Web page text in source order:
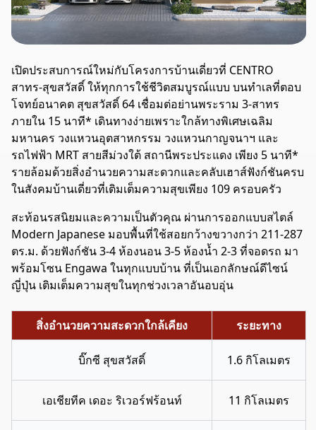
เปิดประสบการณ์ใหม่กับโครงการบ้านเดี่ยวที่ CENTRO
สาทร-สุขสวัสดิ์ ให้ทุกการใช้ชีวิตสมบูรณ์แบบ บนทำเลที่ตอบ
โจทย์อนาคต สุขสวัสดิ์ 64 เชื่อมต่อย่านพระราม 3-สาทร
ภายใน 15 นาที* เดินทางง่ายเพราะใกล้ทางพิเศษเฉลิม
มหานคร วงแหวนอุตสาหกรรม วงแหวนกาญจนาฯ และ
รถไฟฟ้า MRT สายสีม่วงใต้ สถานีพระประแดง เพียง 5 นาที*
รายล้อมด้วยสิ่งอำนวยความสะดวกและคลับเฮาส์ฟังก์ชันครบ
ในสังคมบ้านเดี่ยวที่เติมเต็มความสุขเพียง 109 ครอบครัว
สะท้อนรสนิยมและความเป็นตัวคุณ ผ่านการออกแบบสไตล์
Modern Japanese มอบพื้นที่ใช้สอยกว้างขวางกว่า 211-287
ตร.ม. ด้วยฟังก์ชัน 3-4 ห้องนอน 3-5 ห้องน้ำ 2-3 ที่จอดรถ มา
พร้อมโซน Engawa ในทุกแบบบ้าน ที่เป็นเอกลักษณ์ดีไซน์
ญี่ปุ่น เติมเต็มความสุขในทุกช่วงเวลาอันอบอุ่น
สิ่งอำนวยความสะดวกใกล้เคียง ระยะทาง
บิ๊กซี สุขสวัสดิ์ 1.6 กิโลเมตร
เอเชียทีค เดอะ ริเวอร์ฟร้อนท์ 11 กิโลเมตร